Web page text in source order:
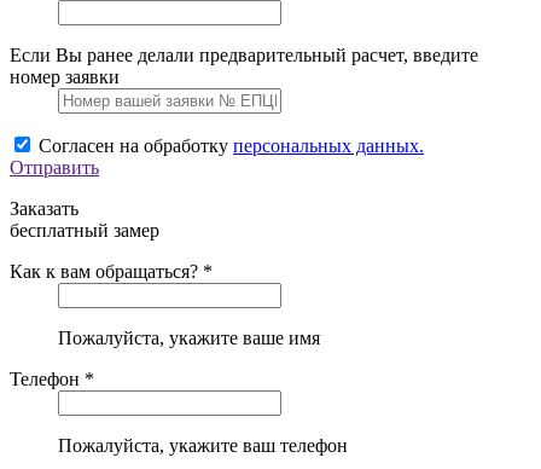
Если Вы ранее делали предварительный расчет, введите
номер заявки
Согласен на обработку персональных данных.
Отправить
Заказать
бесплатный замер
Как к вам обращаться? *
Пожалуйста, укажите ваше имя
Телефон *
Пожалуйста, укажите ваш телефон